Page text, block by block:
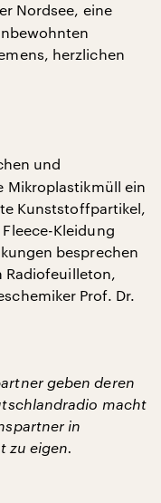
Nordsee, eine
herzlichen
und
Mikroplastikmüll ein
Kunststoffpartikel,
Kleidung
besprechen
Radiofeuilleton,
Prof. Dr.
geben deren
macht
in
zu eigen.